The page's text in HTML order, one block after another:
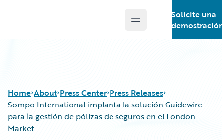
Open main menu
Solicite una
Home About Press Center Press Releases
Sompo International implanta la solución Guidewire
para la gestión de pólizas de seguros en el London
Market